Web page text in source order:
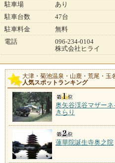
駐車場
あり
駐車台数
47台
駐車料金
無料
電話
096-234-0104
株式会社ヒライ
大津・菊池温泉・山鹿・荒尾・玉
人気スポットランキング
奥矢谷渓谷マザーネ
きらり
蓮華院誕生寺奥之院